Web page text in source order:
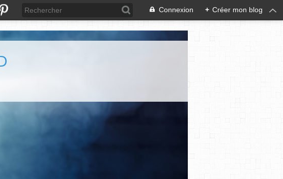
Connexion + Créer mon blog